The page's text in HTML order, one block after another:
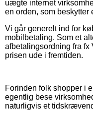
uægte internet
en orden, som
Vi går generelt ind for
mobilbetaling. Som et
afbetalingsordning fra
prisen ude i fremtiden.
Forinden folk shopper i
egentlig bese
naturligvis et